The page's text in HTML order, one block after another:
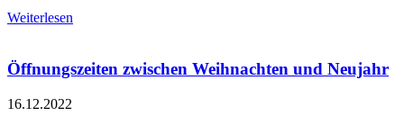
Weiterlesen
Öffnungszeiten zwischen Weihnachten und Neujahr
16.12.2022